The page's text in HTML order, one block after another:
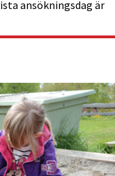
ansökningsdag är